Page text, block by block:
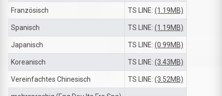
Französisch TS LINE: (1.19MB)
Spanisch TS LINE: (1.19MB)
Japanisch TS LINE: (0.99MB)
Koreanisch TS LINE: (3.43MB)
Vereinfachtes Chinesisch TS LINE: (3.52MB)